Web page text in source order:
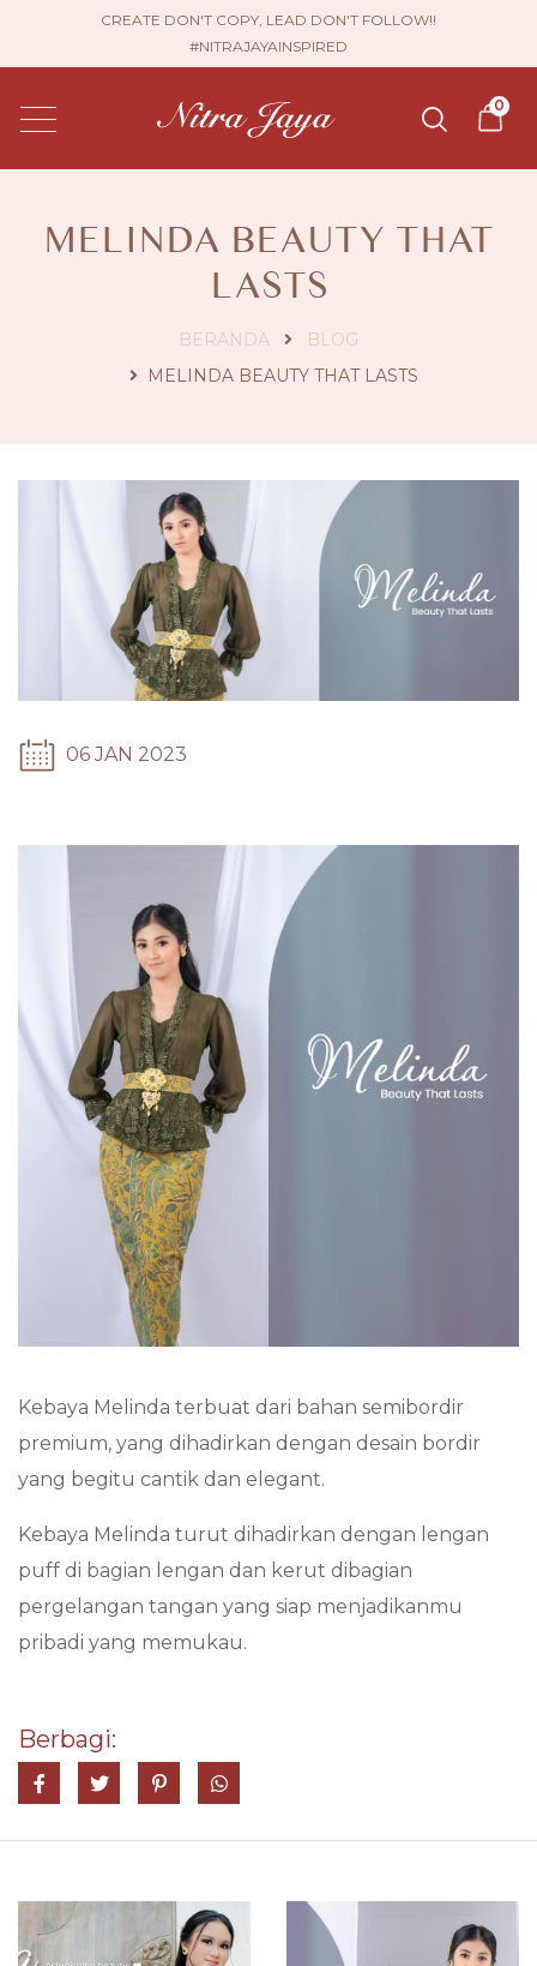
CREATE DON'T COPY, LEAD DON'T FOLLOW!!
#NITRAJAYAINSPIRED
0
MELINDA BEAUTY THAT
LASTS
BERANDA
BLOG
MELINDA BEAUTY THAT LASTS
06 JAN 2023
Kebaya Melinda terbuat dari bahan semibordir
premium, yang dihadirkan dengan desain bordir
yang begitu cantik dan elegant.
Kebaya Melinda turut dihadirkan dengan lengan
puff di bagian lengan dan kerut dibagian
pergelangan tangan yang siap menjadikanmu
pribadi yang memukau.
Berbagi:
Share on Facebook
Tweet Pin it Share on Whatsapp